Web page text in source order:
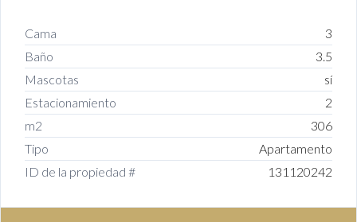
Cama
3
Baño
3.5
Mascotas
sí
Estacionamiento
2
m2
306
Tipo
Apartamento
ID de la propiedad #
131120242